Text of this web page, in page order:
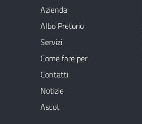
Azienda
Albo Pretorio
Servizi
Come fare per
Contatti
Notizie
Ascot